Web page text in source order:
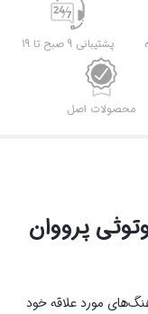
پشتیبانی 9 صبح تا 19
محصولات اصل
پرووان
مورد علاقه خود